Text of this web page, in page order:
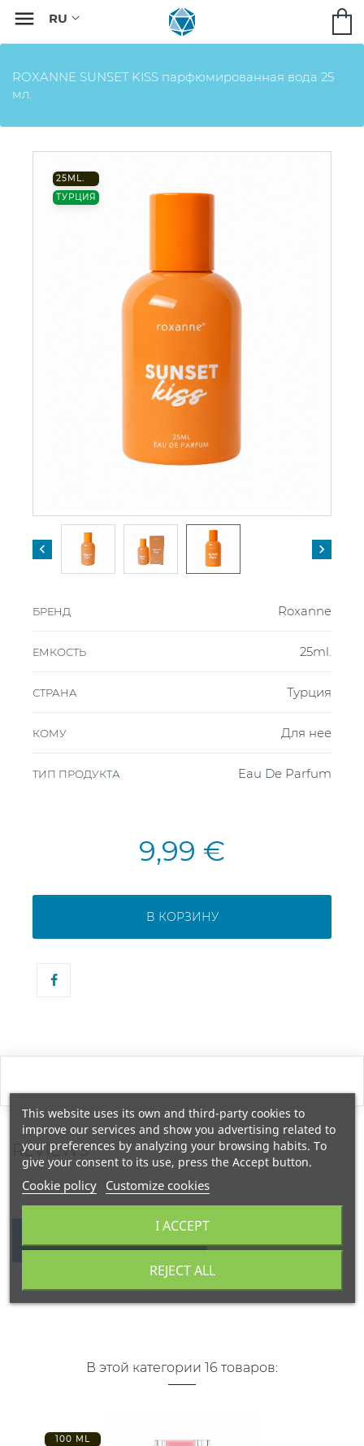

ROXANNE SUNSET KISS парфюмированная вода 25
мл.
25ML.
ТУРЦИЯ
 
БРЕНД Roxanne
ЕМКОСТЬ 25ml.
СТРАНА Турция
КОМУ Для нее
ТИП ПРОДУКТА Eau De Parfum
9,99 €
В КОРЗИНУ
REVIEWS
В этой категории 16 товаров:
100 ML
This website uses its own and third-party cookies to
improve our services and show you advertising related to
your preferences by analyzing your browsing habits. To
give your consent to its use, press the Accept button.
Cookie policy Customize cookies
REJECT ALL
I ACCEPT